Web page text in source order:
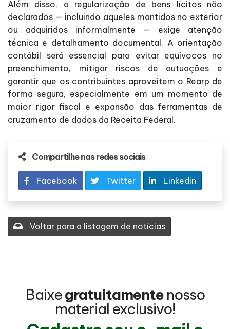
Além disso, a regularização de bens lícitos não
declarados — incluindo aqueles mantidos no exterior
ou adquiridos informalmente — exige atenção
técnica e detalhamento documental. A orientação
contábil será essencial para evitar equívocos no
preenchimento, mitigar riscos de autuações e
garantir que os contribuintes aproveitem o Rearp de
forma segura, especialmente em um momento de
maior rigor fiscal e expansão das ferramentas de
cruzamento de dados da Receita Federal.
Compartilhe nas redes sociais
Facebook Twitter Linkedin
Voltar para a listagem de notícias
Baixegratuitamente nosso
material exclusivo!